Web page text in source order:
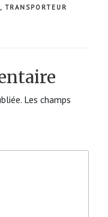
, TRANSPORTEUR
Les champs